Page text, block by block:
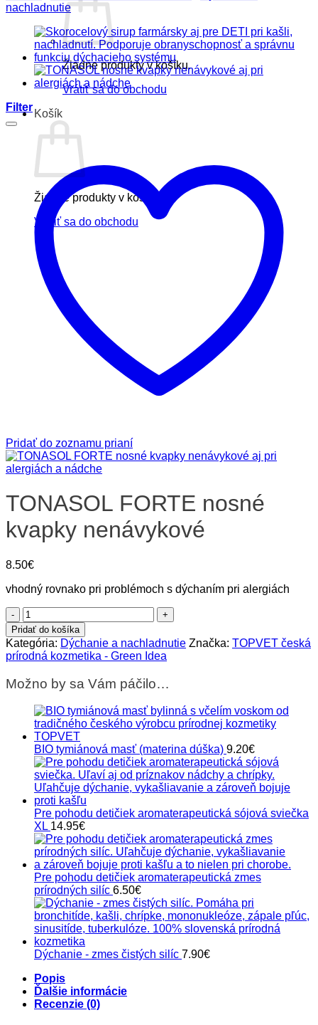
Žiadne produkty v košíku.
Vrátiť sa do obchodu
Košík
Žiadne produkty v košíku.
Vrátiť sa do obchodu
nachladnutie
Filter
Pridať do zoznamu prianí
TONASOL FORTE nosné
kvapky nenávykové
8.50€
vhodný rovnako pri problémoch s dýchaním pri alergiách
množstvo
TONASOL
FORTE
nosné
kvapky
nenávykové
Pridať do košíka
Kategória: Dýchanie a nachladnutie Značka: TOPVET česká
prírodná kozmetika - Green Idea
Možno by sa Vám páčilo…
BIO tymiánová masť (materina dúška) 9.20€
Pre pohodu detičiek aromaterapeutická sójová sviečka
XL 14.95€
Pre pohodu detičiek aromaterapeutická zmes
prírodných silíc 6.50€
Dýchanie - zmes čistých silíc 7.90€
Popis
Ďalšie informácie
Recenzie (0)